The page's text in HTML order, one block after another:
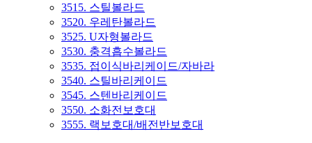
3515. 스틸볼라드
3520. 우레탄볼라드
3525. U자형볼라드
3530. 충격흡수볼라드
3535. 접이식바리케이드/자바라
3540. 스틸바리케이드
3545. 스텐바리케이드
3550. 소화전보호대
3555. 랙보호대/배전반보호대